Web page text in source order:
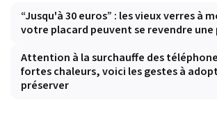
“Jusqu'à 30 euros” : les vieux verres à
votre placard peuvent se revendre
Attention à la surchauffe des
fortes chaleurs, voici les gestes à
préserver